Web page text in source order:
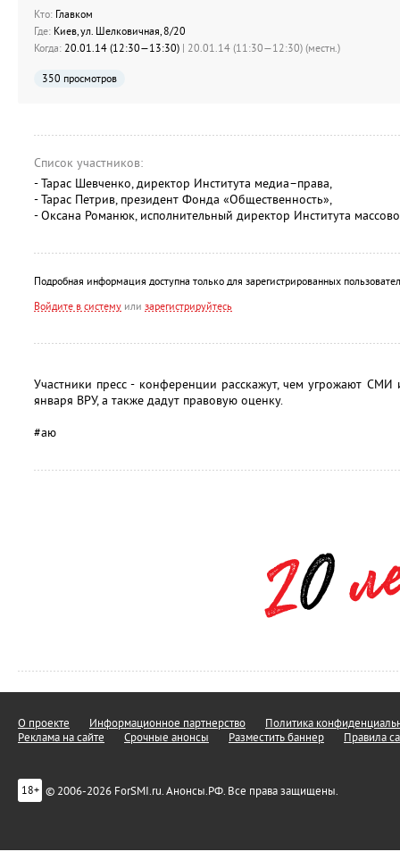
Кто: Главком
Где: Киев, ул. Шелковичная, 8/20
Когда: 20.01.14 (12:30—13:30) | 20.01.14 (11:30—12:30) (местн.)
350 просмотров
Список участников:
- Тарас Шевченко, директор Института медиа–права,
- Тарас Петрив, президент Фонда «Общественность»,
- Оксана Романюк, исполнительный директор Института
Подробная информация доступна только для зарегистрированных
Войдите в систему или зарегистрируйтесь
Участники пресс - конференции расскажут, чем угрожают
января ВРУ, а также дадут правовую оценку.
#аю
О проекте Информационное партнерство
Политика
Реклама на сайте
Срочные анонсы Разместить баннер Правила
18+ © 2006-2026 ForSMI.ru. Анонсы.РФ. Все права защищены.